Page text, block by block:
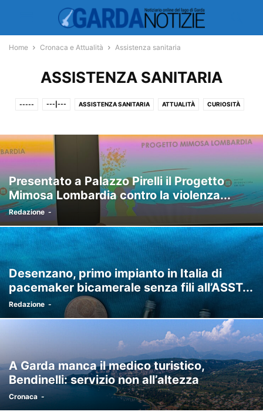
Home Cronaca e Attualità Assistenza sanitaria
ASSISTENZA SANITARIA
----- ---|--- ASSISTENZA SANITARIA ATTUALITÀ CURIOSITÀ
PER BAMBINI PUBBLICITÀ RASSEGNA STAMPA SPIGOLATURE
TAVOLE VARIE
Presentato a Palazzo Pirelli il Progetto
Mimosa Lombardia contro la violenza...
Redazione -
Desenzano, primo impianto in Italia di
pacemaker bicamerale senza fili all’ASST...
Redazione -
A Garda manca il medico turistico,
Bendinelli: servizio non all’altezza
Cronaca -